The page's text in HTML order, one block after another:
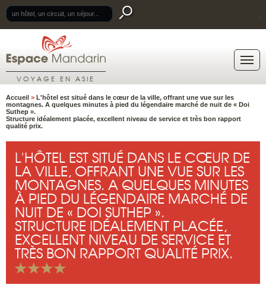
VOYAGE EN ASIE
Accueil > L'hôtel est situé dans le cœur de la ville, offrant une vue sur les
montagnes. A quelques minutes à pied du légendaire marché de nuit de « Doi
Suthep ».
Structure idéalement placée, excellent niveau de service et très bon rapport
qualité prix.
L'HÔTEL EST SITUÉ DANS LE CŒUR DE
LA VILLE, OFFRANT UNE VUE SUR LES
MONTAGNES. A QUELQUES MINUTES
À PIED DU LÉGENDAIRE MARCHÉ DE
NUIT DE « DOI SUTHEP ».
STRUCTURE IDÉALEMENT PLACÉE,
EXCELLENT NIVEAU DE SERVICE ET
TRÈS BON RAPPORT QUALITÉ PRIX.